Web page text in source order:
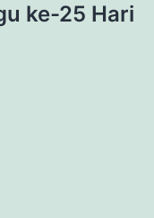
ke-25 Hari